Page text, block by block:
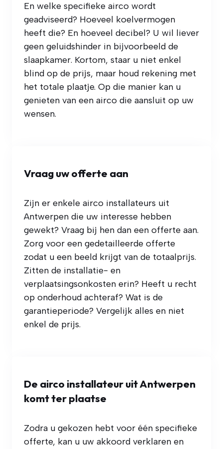
En welke specifieke airco wordt
geadviseerd? Hoeveel koelvermogen
heeft die? En hoeveel decibel? U wil liever
geen geluidshinder in bijvoorbeeld de
slaapkamer. Kortom, staar u niet enkel
blind op de prijs, maar houd rekening met
het totale plaatje. Op die manier kan u
genieten van een airco die aansluit op uw
wensen.
Vraag uw offerte aan
Zijn er enkele airco installateurs uit
Antwerpen die uw interesse hebben
gewekt? Vraag bij hen dan een offerte aan.
Zorg voor een gedetailleerde offerte
zodat u een beeld krijgt van de totaalprijs.
Zitten de installatie- en
verplaatsingsonkosten erin? Heeft u recht
op onderhoud achteraf? Wat is de
garantieperiode? Vergelijk alles en niet
enkel de prijs.
De airco installateur uit Antwerpen
komt ter plaatse
Zodra u gekozen hebt voor één specifieke
offerte, kan u uw akkoord verklaren en